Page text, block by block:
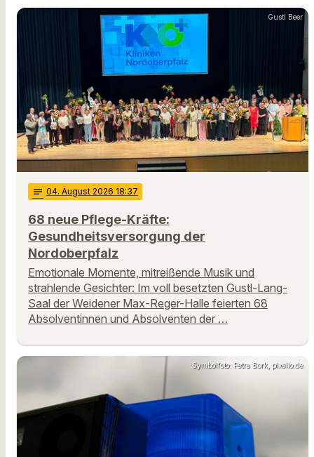
Gustl Beer
notes 04. August 2026 18:37
68 neue Pflege-Kräfte:
Gesundheitsversorgung der
Nordoberpfalz
Emotionale Momente, mitreißende Musik und
strahlende Gesichter: Im voll besetzten Gustl-Lang-
Saal der Weidener Max-Reger-Halle feierten 68
Absolventinnen und Absolventen der …
Symbolfoto: Petra Bork, pixelio.de